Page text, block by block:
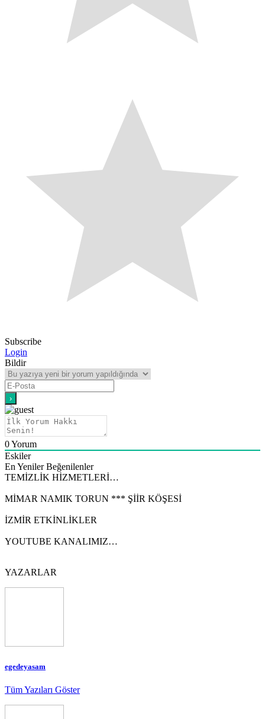
Subscribe
Login
Bildir
0Yorum
Eskiler
En Yeniler Beğenilenler
TEMİZLİK HİZMETLERİ…
MİMAR NAMIK TORUN *** ŞİİR KÖŞESİ
İZMİR ETKİNLİKLER
YOUTUBE KANALIMIZ…
YAZARLAR
egedeyasam
Tüm Yazıları Göster